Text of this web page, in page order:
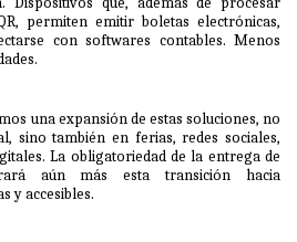
permiten emitir boletas electrónicas,
con softwares contables. Menos
una expansión de estas soluciones, no
sino también en ferias, redes sociales,
La obligatoriedad de la entrega de
aún más esta transición hacia
y accesibles.